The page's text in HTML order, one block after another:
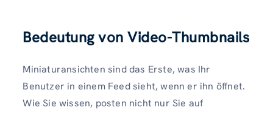
Bedeutung von Video-Thumbnails
Miniaturansichten sind das Erste, was Ihr
Benutzer in einem Feed sieht, wenn er ihn öffnet.
Wie Sie wissen, posten nicht nur Sie auf